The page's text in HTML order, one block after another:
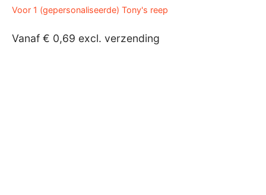
Voor 1 (gepersonaliseerde) Tony's reep
Vanaf € 0,69 excl. verzending